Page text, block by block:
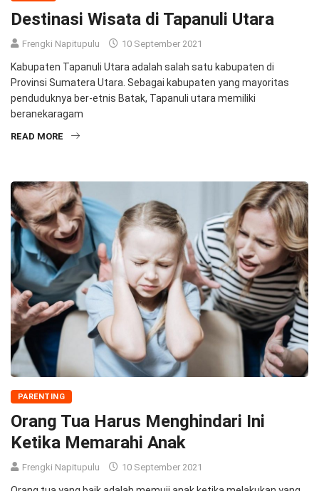
Destinasi Wisata di Tapanuli Utara
Frengki Napitupulu 10 September 2021
Kabupaten Tapanuli Utara adalah salah satu kabupaten di
Provinsi Sumatera Utara. Sebagai kabupaten yang mayoritas
penduduknya ber-etnis Batak, Tapanuli utara memiliki
beranekaragam
READ MORE
PARENTING
Orang Tua Harus Menghindari Ini
Ketika Memarahi Anak
Frengki Napitupulu 10 September 2021